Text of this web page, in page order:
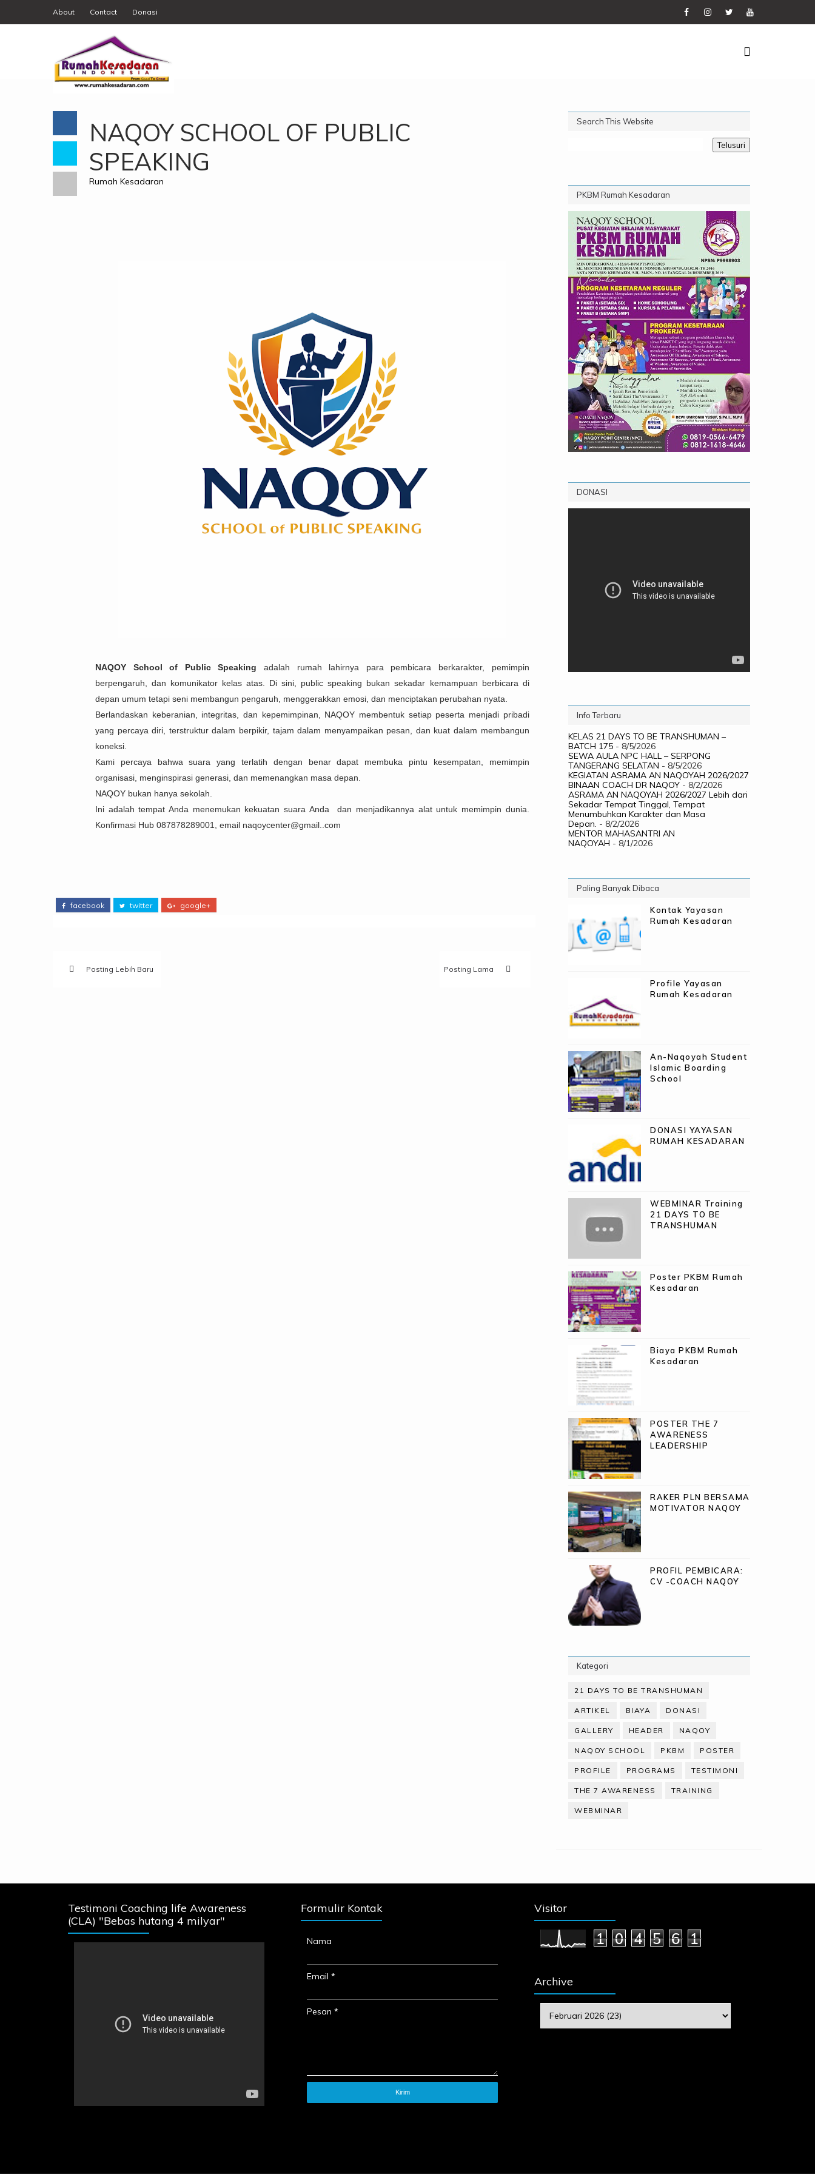
About Contact Donasi
NAQOY SCHOOL OF PUBLIC
SPEAKING
Rumah Kesadaran
NAQOY School of Public Speaking adalah rumah lahirnya para pembicara berkarakter, pemimpin
berpengaruh, dan komunikator kelas atas. Di sini, public speaking bukan sekadar kemampuan berbicara di
depan umum tetapi seni membangun pengaruh, menggerakkan emosi, dan menciptakan perubahan nyata.
Berlandaskan keberanian, integritas, dan kepemimpinan, NAQOY membentuk setiap peserta menjadi pribadi
yang percaya diri, terstruktur dalam berpikir, tajam dalam menyampaikan pesan, dan kuat dalam membangun
koneksi.
Kami percaya bahwa suara yang terlatih dengan benar dapat membuka pintu kesempatan, memimpin
organisasi, menginspirasi generasi, dan memenangkan masa depan.
NAQOY bukan hanya sekolah.
Ini adalah tempat Anda menemukan kekuatan suara Anda dan menjadikannya alat untuk memimpin dunia.
Konfirmasi Hub 087878289001, email naqoycenter@gmail..com
facebook twitter google+
Posting Lebih Baru Posting Lama
Search This Website
PKBM Rumah Kesadaran
DONASI
Info Terbaru
KELAS 21 DAYS TO BE TRANSHUMAN –
BATCH 175 - 8/5/2026
SEWA AULA NPC HALL – SERPONG
TANGERANG SELATAN - 8/5/2026
KEGIATAN ASRAMA AN NAQOYAH 2026/2027
BINAAN COACH DR NAQOY - 8/2/2026
ASRAMA AN NAQOYAH 2026/2027 Lebih dari
Sekadar Tempat Tinggal, Tempat
Menumbuhkan Karakter dan Masa
Depan. - 8/2/2026
MENTOR MAHASANTRI AN
NAQOYAH - 8/1/2026
Paling Banyak Dibaca
Kontak Yayasan
Rumah Kesadaran
Profile Yayasan
Rumah Kesadaran
An-Naqoyah Student
Islamic Boarding
School
DONASI YAYASAN
RUMAH KESADARAN
WEBMINAR Training
21 DAYS TO BE
TRANSHUMAN
Poster PKBM Rumah
Kesadaran
Biaya PKBM Rumah
Kesadaran
POSTER THE 7
AWARENESS
LEADERSHIP
RAKER PLN BERSAMA
MOTIVATOR NAQOY
PROFIL PEMBICARA:
CV -COACH NAQOY
Kategori
21 DAYS TO BE TRANSHUMAN
ARTIKEL BIAYA DONASI
GALLERY HEADER NAQOY
NAQOY SCHOOL PKBM POSTER
PROFILE PROGRAMS TESTIMONI
THE 7 AWARENESS TRAINING
WEBMINAR
Testimoni Coaching life Awareness
(CLA) "Bebas hutang 4 milyar"
Formulir Kontak
Nama
Email*
Pesan*
Visitor
1 0 4 5 6 1
Archive